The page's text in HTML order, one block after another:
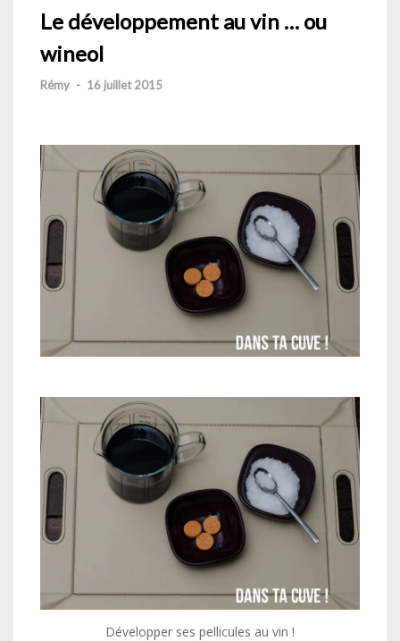
Le développement au vin … ou
wineol
Rémy - 16 juillet 2015
Développer ses pellicules au vin !